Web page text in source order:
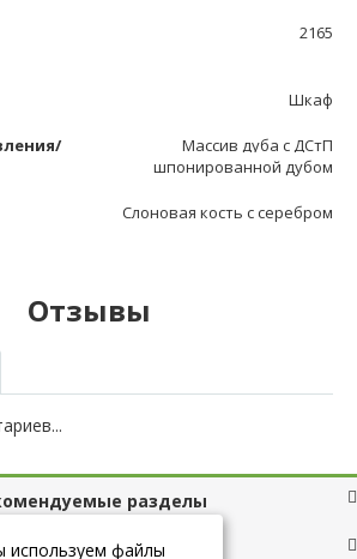
2165
Шкаф
Массив дуба с ДСтП
шпонированной дубом
Слоновая кость с серебром
Отзывы
разделы
Полезные ссылки
используем файлы